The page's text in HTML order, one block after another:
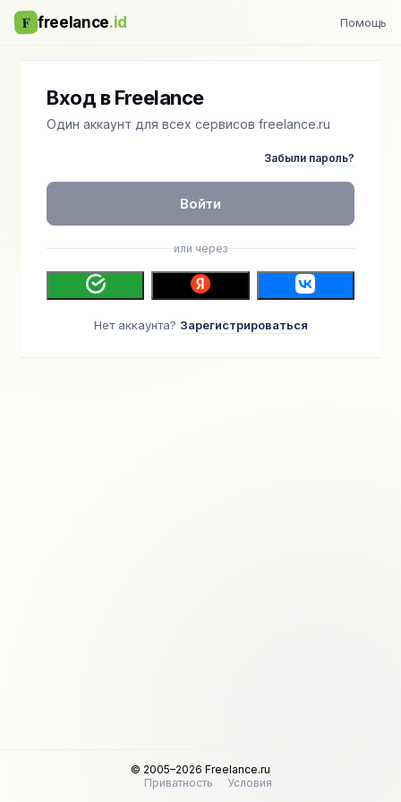
F freelance.id Помощь
Вход в Freelance
Один аккаунт для всех сервисов freelance.ru
Забыли пароль?
Войти
или через
Нет аккаунта? Зарегистрироваться
© 2005–2026 Freelance.ru
Приватность
Условия